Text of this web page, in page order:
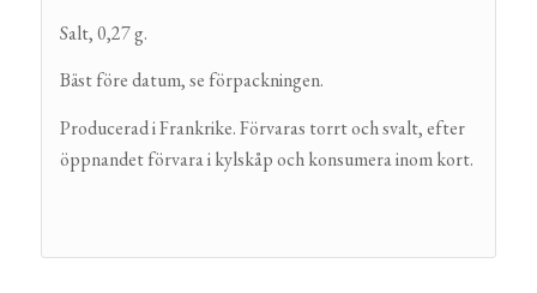
Salt, 0,27 g.
Bäst före datum, se förpackningen.
Producerad i Frankrike. Förvaras torrt och svalt, efter
öppnandet förvara i kylskåp och konsumera inom kort.